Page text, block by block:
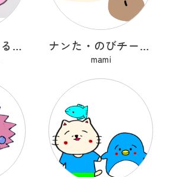
きらふわあにまるふれんず ナンた・のびチー・ショコナン
mami